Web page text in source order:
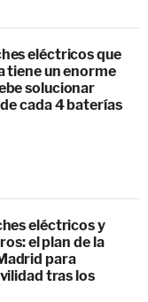
eléctricos que
tiene un enorme
solucionar
cada 4 baterías
eléctricos y
el plan de la
para
tras los